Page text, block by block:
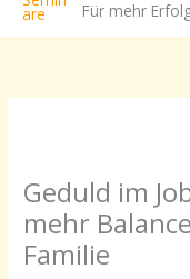
Für mehr
Geduld im
mehr
Familie
lässt?
Einfach